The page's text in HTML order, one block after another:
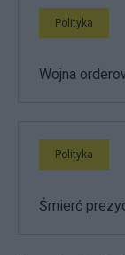
Polityka
Wojna
Polityka
Śmierć